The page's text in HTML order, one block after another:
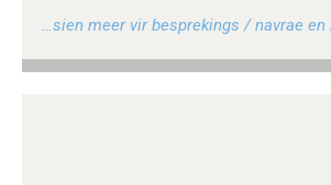
…sien meer vir besprekings / navrae en